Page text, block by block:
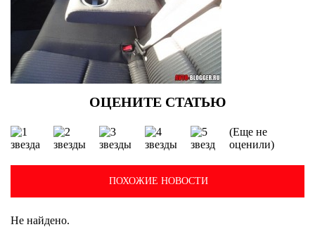
(Еще не
оценили)
ПОХОЖИЕ НОВОСТИ
Не найдено.